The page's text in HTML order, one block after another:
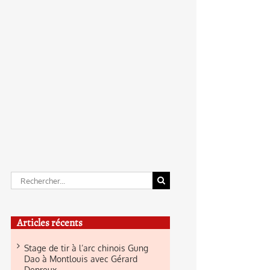
Rechercher:
Articles récents
Stage de tir à l’arc chinois Gung
Dao à Montlouis avec Gérard